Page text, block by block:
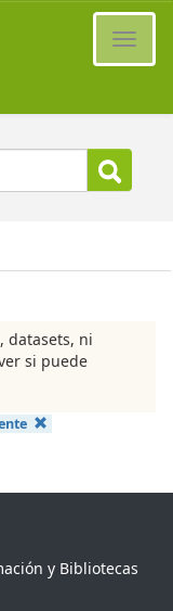
datasets, ni
si puede
y Bibliotecas